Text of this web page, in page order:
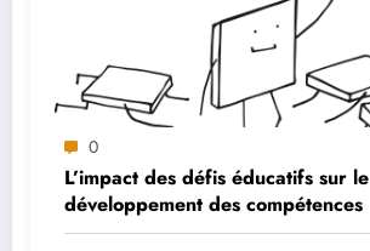
0
L’impact des défis éducatifs sur le
développement des compétences